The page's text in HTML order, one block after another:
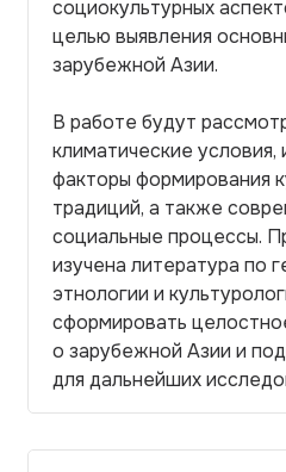
социокультурных
целью выявления
зарубежной Азии.
В работе будут
климатические условия,
факторы формирования
традиций, а также
социальные процессы.
изучена литература по
этнологии и
сформировать
о зарубежной Азии и
для дальнейших